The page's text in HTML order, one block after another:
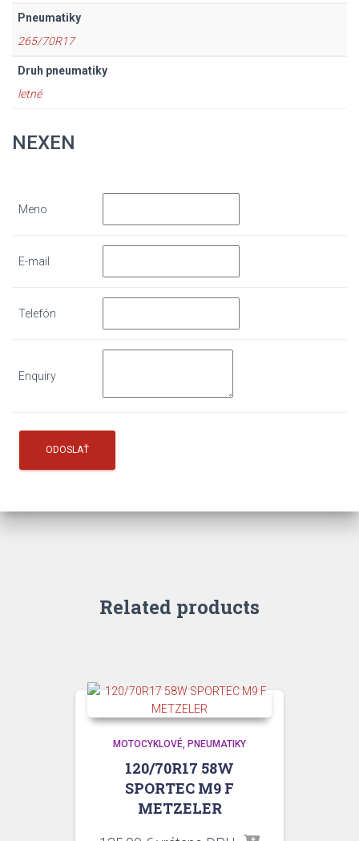
Pneumatiky
265/70R17
Druh pneumatiky
letné
NEXEN
Meno
E-mail
Telefón
Enquiry
Related products
MOTOCYKLOVÉ PNEUMATIKY
120/70R17 58W
SPORTEC M9 F
METZELER